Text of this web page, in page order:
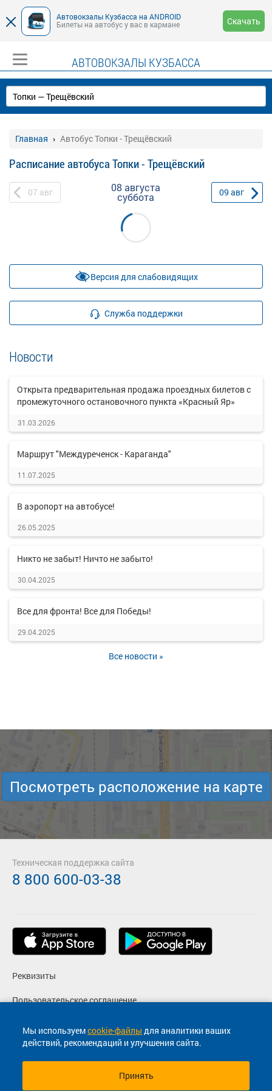
Автовокзалы Кузбасса на ANDROID
Билеты на автобус у вас в кармане
Скачать
АВТОВОКЗАЛЫ КУЗБАССА
Главная Автобус Топки - Трещёвский
Расписание автобуса Топки - Трещёвский
07 авг 08 августа
суббота 09 авг
Версия для слабовидящих
Служба поддержки
Новости
Открыта предварительная продажа проездных билетов с
промежуточного остановочного пункта «Красный Яр»
31.03.2026
Маршрут "Междуреченск - Караганда"
11.07.2025
В аэропорт на автобусе!
26.05.2025
Никто не забыт! Ничто не забыто!
30.04.2025
Все для фронта! Все для Победы!
29.04.2025
Все новости »
Мы используемcookie-файлы для аналитики ваших
действий, рекомендаций и улучшения сайта.
Принять
Посмотреть расположение на карте
Реквизиты
Пользовательское соглашение
Политика конфиденциальности
Согласие на маркетинговые сообщения
Техническая поддержка сайта
8 800 600-03-38
© 2013-2026, ООО "Капитал"- Онлайн сервис продажи